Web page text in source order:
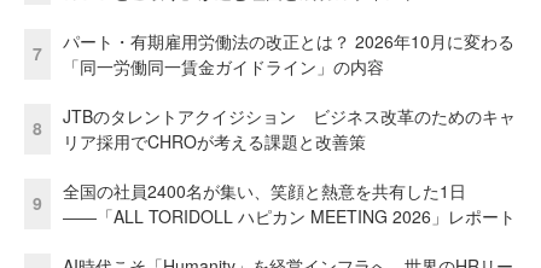
7
パート・有期雇用労働法の改正とは？ 2026年10月に変わる
「同一労働同一賃金ガイドライン」の内容
8
JTBのタレントアクイジション ビジネス改革のためのキャ
リア採用でCHROが考える課題と改善策
9
全国の社員2400名が集い、笑顔と熱意を共有した1日
――「ALL TORIDOLL ハピカン MEETING 2026」レポート